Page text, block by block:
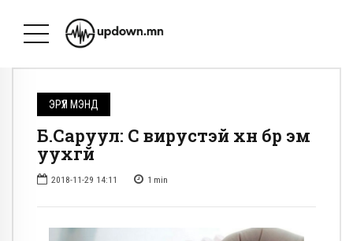
ЭРҮҮЛ МЭНД
Б.Саруул: С вирустэй хүн бүр эм
уухгүй
2018-11-29 14:11 1 min